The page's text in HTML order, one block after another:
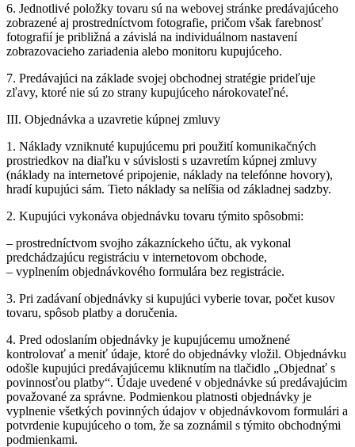
6. Jednotlivé položky tovaru sú na webovej stránke predávajúceho
zobrazené aj prostredníctvom fotografie, pričom však farebnosť
fotografií je približná a závislá na individuálnom nastavení
zobrazovacieho zariadenia alebo monitoru kupujúceho.
7. Predávajúci na základe svojej obchodnej stratégie prideľuje
zľavy, ktoré nie sú zo strany kupujúceho nárokovateľné.
III. Objednávka a uzavretie kúpnej zmluvy
1. Náklady vzniknuté kupujúcemu pri použití komunikačných
prostriedkov na diaľku v súvislosti s uzavretím kúpnej zmluvy
(náklady na internetové pripojenie, náklady na telefónne hovory),
hradí kupujúci sám. Tieto náklady sa nelíšia od základnej sadzby.
2. Kupujúci vykonáva objednávku tovaru týmito spôsobmi:
– prostredníctvom svojho zákazníckeho účtu, ak vykonal
predchádzajúcu registráciu v internetovom obchode,
– vyplnením objednávkového formulára bez registrácie.
3. Pri zadávaní objednávky si kupujúci vyberie tovar, počet kusov
tovaru, spôsob platby a doručenia.
4. Pred odoslaním objednávky je kupujúcemu umožnené
kontrolovať a meniť údaje, ktoré do objednávky vložil. Objednávku
odošle kupujúci predávajúcemu kliknutím na tlačidlo „Objednať s
povinnosťou platby“. Údaje uvedené v objednávke sú predávajúcim
považované za správne. Podmienkou platnosti objednávky je
vyplnenie všetkých povinných údajov v objednávkovom formulári a
potvrdenie kupujúceho o tom, že sa zoznámil s týmito obchodnými
podmienkami.